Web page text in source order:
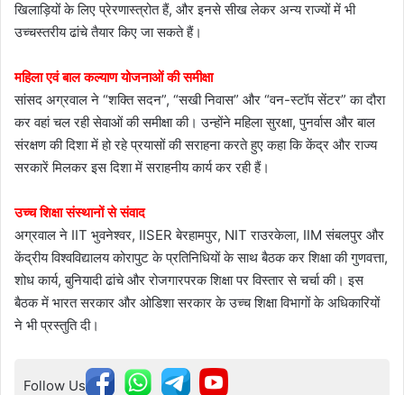
खिलाड़ियों के लिए प्रेरणास्त्रोत हैं, और इनसे सीख लेकर अन्य राज्यों में भी
उच्चस्तरीय ढांचे तैयार किए जा सकते हैं।
महिला एवं बाल कल्याण योजनाओं की समीक्षा
सांसद अग्रवाल ने “शक्ति सदन”, “सखी निवास” और “वन-स्टॉप सेंटर” का दौरा
कर वहां चल रही सेवाओं की समीक्षा की। उन्होंने महिला सुरक्षा, पुनर्वास और बाल
संरक्षण की दिशा में हो रहे प्रयासों की सराहना करते हुए कहा कि केंद्र और राज्य
सरकारें मिलकर इस दिशा में सराहनीय कार्य कर रही हैं।
उच्च शिक्षा संस्थानों से संवाद
अग्रवाल ने IIT भुवनेश्वर, IISER बेरहामपुर, NIT राउरकेला, IIM संबलपुर और
केंद्रीय विश्वविद्यालय कोरापुट के प्रतिनिधियों के साथ बैठक कर शिक्षा की गुणवत्ता,
शोध कार्य, बुनियादी ढांचे और रोजगारपरक शिक्षा पर विस्तार से चर्चा की। इस
बैठक में भारत सरकार और ओडिशा सरकार के उच्च शिक्षा विभागों के अधिकारियों
ने भी प्रस्तुति दी।
Follow Us